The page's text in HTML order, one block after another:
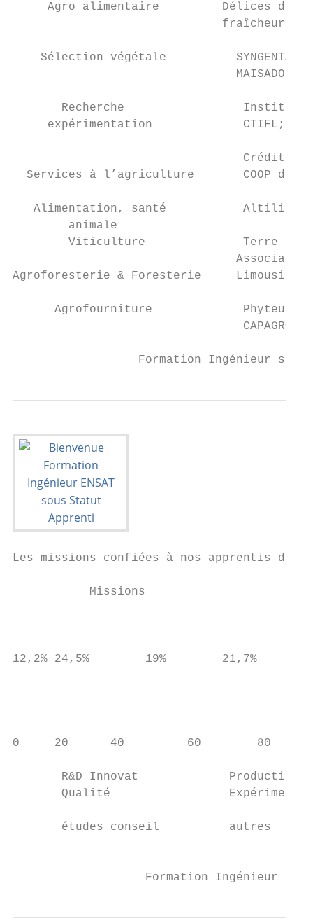
Agro alimentaire         Délices
fraîcheurs;
Sélection végétale          SYNGENTA
Recherche                 Institut
expérimentation             CTIFL;
Crédit
Services à l’agriculture       COOP de
Alimentation, santé           Altilis;
        animale
Viticulture              Terre
Agroforesterie & Foresterie     Limousin;
Agrofourniture
CAPAGRO;
Formation Ingénieur sous
Les missions confiées à nos apprentis
Missions
12,2% 24,5%        19%        21,7%
0     20      40         60        80
R&D Innovat             Production
Qualité
       études conseil          autres
Formation Ingénieur